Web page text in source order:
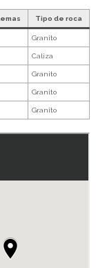
Tipo de roca
Granito
Caliza
Granito
Granito
Granito